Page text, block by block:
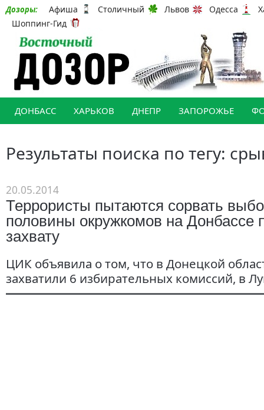
Дозоры: Афиша Столичный Львов Одесса
Шоппинг-Гид
ДОНБАСС ХАРЬКОВ ДНЕПР ЗАПОРОЖЬЕ
Результаты поиска по тегу:
20.05.2014
Террористы пытаются сорвать
половины окружкомов на Донбассе
захвату
ЦИК объявила о том, что в Донецкой
захватили 6 избирательных комиссий, в